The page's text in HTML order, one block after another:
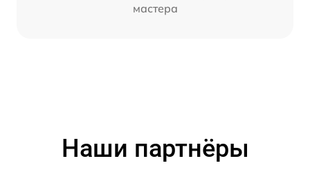
мастера
Наши партнёры